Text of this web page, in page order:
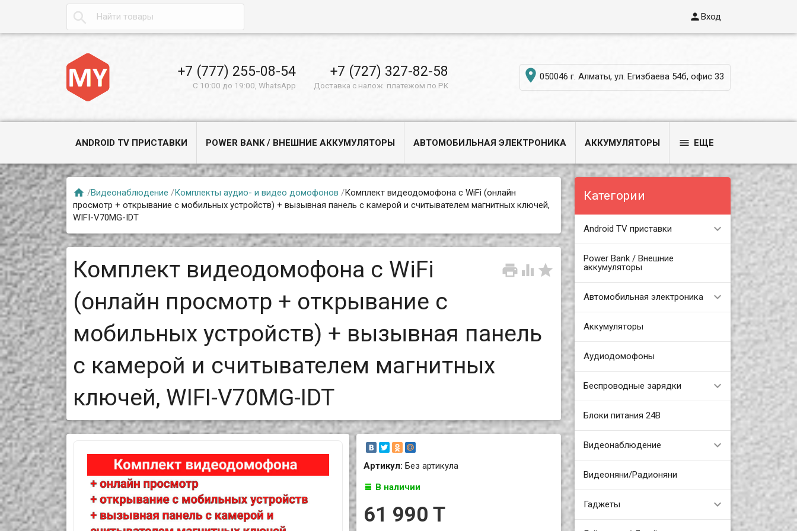
 Вход
+7 (777) 255-08-54
С 10:00 до 19:00, WhatsApp
+7 (727) 327-82-58
Доставка с налож. платежом по РК
 050046 г. Алматы, ул. Егизбаева 54б, офис 33
ANDROID TV ПРИСТАВКИ POWER BANK / ВНЕШНИЕ АККУМУЛЯТОРЫ АВТОМОБИЛЬНАЯ ЭЛЕКТРОНИКА АККУМУЛЯТОРЫ  ЕЩЕ
Категории
Android TV приставки
Power Bank / Внешние
аккумуляторы
Автомобильная электроника
Аккумуляторы
Аудиодомофоны
Беспроводные зарядки
Блоки питания 24В
Видеонаблюдение
Видеоняни/Радионяни
Гаджеты
 /Видеонаблюдение /Комплекты аудио- и видео домофонов /Комплект видеодомофона с WiFi (онлайн
просмотр + открывание с мобильных устройств) + вызывная панель с камерой и считывателем магнитных ключей,
WIFI-V70MG-IDT
  
Комплект видеодомофона с WiFi
(онлайн просмотр + открывание с
мобильных устройств) + вызывная панель
с камерой и считывателем магнитных
ключей, WIFI-V70MG-IDT
Артикул: Без артикула
В наличии
61 990 T